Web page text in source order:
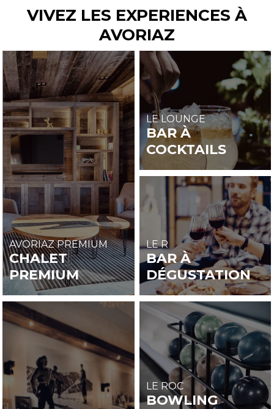
VIVEZ LES EXPERIENCES À
AVORIAZ
AVORIAZ PREMIUM
CHALET
PREMIUM
LE LOUNGE
BAR À
COCKTAILS
LE R
BAR À
DÉGUSTATION
LE ROC
BOWLING